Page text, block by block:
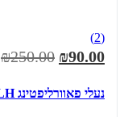
(2)
₪90.00
₪250.00
נעלי פאוורליפטינג NOTORIOUS LIFT NLG2 - STEALH